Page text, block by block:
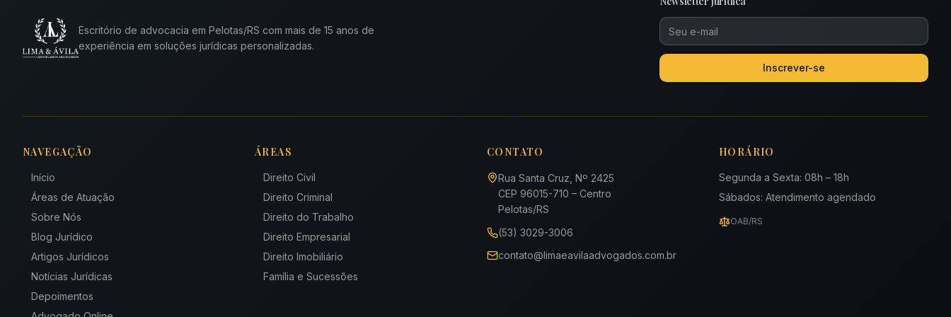
Escritório de advocacia em Pelotas/RS com mais de 15 anos de
experiência em soluções jurídicas personalizadas.
Inscrever-se
NAVEGAÇÃO
Início
Áreas de Atuação
Sobre Nós
Blog Jurídico
Artigos Jurídicos
Notícias Jurídicas
Depoimentos
ÁREAS
Direito Civil
Direito Criminal
Direito do Trabalho
Direito Empresarial
Direito Imobiliário
Família e Sucessões
CONTATO
Rua Santa Cruz, Nº 2425
CEP 96015-710 – Centro
Pelotas/RS
(53) 3029-3006
contato@limaeavilaadvogados.com.br
HORÁRIO
Segunda a Sexta: 08h – 18h
Sábados: Atendimento agendado
OAB/RS